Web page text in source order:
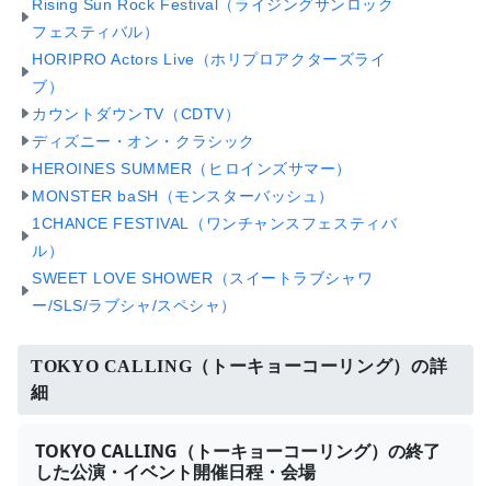
Rising Sun Rock Festival（ライジングサンロック
フェスティバル）
HORIPRO Actors Live（ホリプロアクターズライ
ブ）
カウントダウンTV（CDTV）
ディズニー・オン・クラシック
HEROINES SUMMER（ヒロインズサマー）
MONSTER baSH（モンスターバッシュ）
1CHANCE FESTIVAL（ワンチャンスフェスティバ
ル）
SWEET LOVE SHOWER（スイートラブシャワ
ー/SLS/ラブシャ/スペシャ）
TOKYO CALLING（トーキョーコーリング）の詳
細
TOKYO CALLING（トーキョーコーリング）の終了
した公演・イベント開催日程・会場